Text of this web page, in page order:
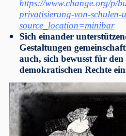
https://www.change.org/p/
privatisierung-von-schulen-
source_location=minibar
Sich einander
Gestaltungen
auch, sich bewusst für
demokratischen Rechte